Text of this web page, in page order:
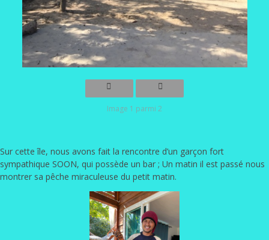
Image 1 parmi 2
Sur cette île, nous avons fait la rencontre d’un garçon fort
sympathique SOON, qui possède un bar ; Un matin il est passé nous
montrer sa pêche miraculeuse du petit matin.